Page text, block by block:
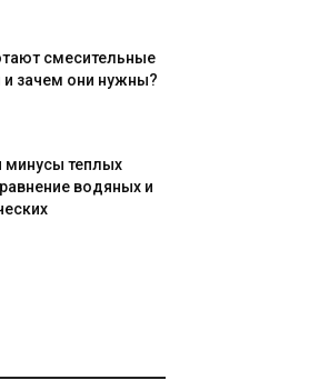
смесительные
и зачем они нужны?
теплых
водяных и